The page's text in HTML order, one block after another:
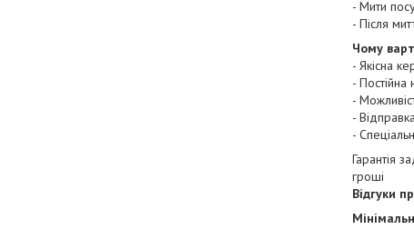
- Мити
- Після
Чому
- Якісна
- Постійна
-
-
-
Гарантія
гроші
Відгуки